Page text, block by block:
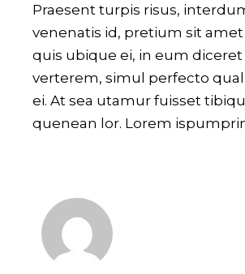
Praesent turpis risus,
venenatis id, pretium sit amet
quis ubique ei, in eum diceret
verterem, simul perfecto
ei. At sea utamur fuisset
quenean lor. Lorem